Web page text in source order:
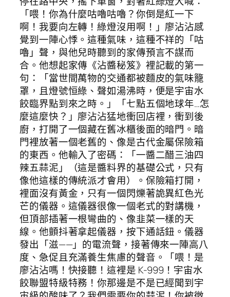
「喂！你為什麼咕嚕咕嚕？你倒是紅一下
啊！我要向左轉！綠燈沒用啊！」廖沾沾感
覺到一陣心悸。這種氣味，這種不祥的「咕
嚕」聲，與他兒時聽到的家傳預言不謀而
合。他想起家傳《沾醬秘笈》裡記載的第一
句：「當世間萬物的交通都被麵皮的氣味籠
罩，且燈號恒綠、聲如湯沸時，便是宇宙水
餃臨界點到來之時。」「七點五個地球年…怎
麼這麼快？」廖沾沾猛地衝回店裡，衝到後
廚，打開了一個藏在舊冰櫃後面的暗門。暗
門裡放著一個老舊的、像是古代金屬保險箱
的東西。他輸入了密碼：「一醬二醋三油四
辣五蒜泥」（這是醬料界的基礎公式，只有
像他這樣的傳統派才會用）。保險箱打開，
裡面沒有黃金，只有一個閃爍著詭異紅色光
芒的儀器。這儀器很像一個老式的對講機，
但頂部插著一根彎曲的、像韭菜一樣的天
線。他顫抖著拿起儀器，按下通話鈕。儀器
發出「滋——」的電流聲，接著傳來一陣高八
度、急促且充滿養生焦慮的聲音。「喂！是
廖沾沾嗎！快接聽！這裡是 K-999！宇宙水
餃聯盟特級特務！你那邊是不是已經聞到宇